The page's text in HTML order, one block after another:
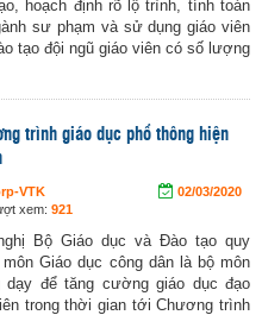
hoạch định rõ lộ trình, tính toán
sư phạm và sử dụng giáo viên
tạo đội ngũ giáo viên có số lượng
trình giáo dục phổ thông hiện
VTK
02/03/2020
xem: 921
Bộ Giáo dục và Đào tạo quy
môn Giáo dục công dân là bộ môn
để tăng cường giáo dục đạo
trong thời gian tới Chương trình